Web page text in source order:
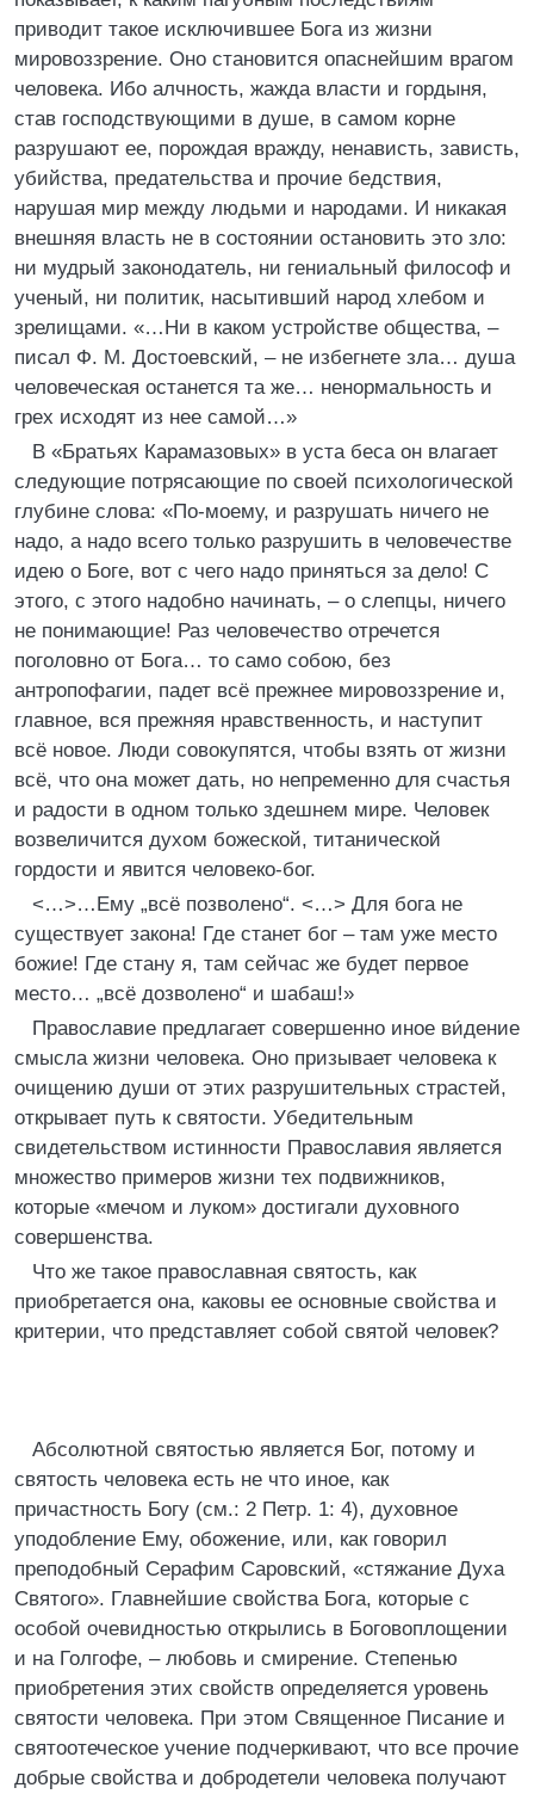
приводит такое исключившее Бога из жизни
мировоззрение. Оно становится опаснейшим врагом
человека. Ибо алчность, жажда власти и гордыня,
став господствующими в душе, в самом корне
разрушают ее, порождая вражду, ненависть, зависть,
убийства, предательства и прочие бедствия,
нарушая мир между людьми и народами. И никакая
внешняя власть не в состоянии остановить это зло:
ни мудрый законодатель, ни гениальный философ и
ученый, ни политик, насытивший народ хлебом и
зрелищами. «…Ни в каком устройстве общества, –
писал Ф. М. Достоевский, – не избегнете зла… душа
человеческая останется та же… ненормальность и
грех исходят из нее самой…»
В «Братьях Карамазовых» в уста беса он влагает
следующие потрясающие по своей психологической
глубине слова: «По-моему, и разрушать ничего не
надо, а надо всего только разрушить в человечестве
идею о Боге, вот с чего надо приняться за дело! С
этого, с этого надобно начинать, – о слепцы, ничего
не понимающие! Раз человечество отречется
поголовно от Бога… то само собою, без
антропофагии, падет всё прежнее мировоззрение и,
главное, вся прежняя нравственность, и наступит
всё новое. Люди совокупятся, чтобы взять от жизни
всё, что она может дать, но непременно для счастья
и радости в одном только здешнем мире. Человек
возвеличится духом божеской, титанической
гордости и явится человеко-бог.
<…>…Ему „всё позволено“. <…> Для бога не
существует закона! Где станет бог – там уже место
божие! Где стану я, там сейчас же будет первое
место… „всё дозволено“ и шабаш!»
Православие предлагает совершенно иное ви́дение
смысла жизни человека. Оно призывает человека к
очищению души от этих разрушительных страстей,
открывает путь к святости. Убедительным
свидетельством истинности Православия является
множество примеров жизни тех подвижников,
которые «мечом и луком» достигали духовного
совершенства.
Что же такое православная святость, как
приобретается она, каковы ее основные свойства и
критерии, что представляет собой святой человек?
Абсолютной святостью является Бог, потому и
святость человека есть не что иное, как
причастность Богу (см.: 2 Петр. 1: 4), духовное
уподобление Ему, обожение, или, как говорил
преподобный Серафим Саровский, «стяжание Духа
Святого». Главнейшие свойства Бога, которые с
особой очевидностью открылись в Боговоплощении
и на Голгофе, – любовь и смирение. Степенью
приобретения этих свойств определяется уровень
святости человека. При этом Священное Писание и
святоотеческое учение подчеркивают, что все прочие
добрые свойства и добродетели человека получают